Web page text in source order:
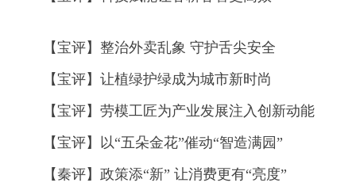
【宝评】整治外卖乱象 守护舌尖安全
【宝评】让植绿护绿成为城市新时尚
【宝评】劳模工匠为产业发展注入创新动能
【宝评】以“五朵金花”催动“智造满园”
【秦评】政策添“新” 让消费更有“亮度”